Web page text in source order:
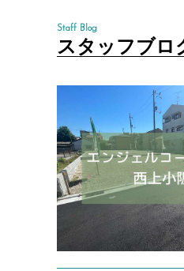
Staff Blog
スタッフブロ